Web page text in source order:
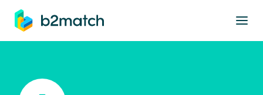
springen